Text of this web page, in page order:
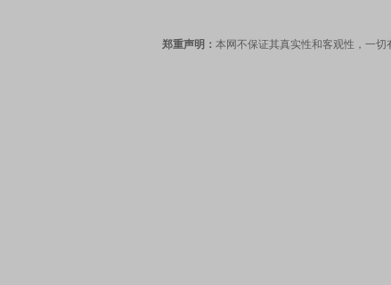
郑重声明： 本网不保证其真实性和客观性，一